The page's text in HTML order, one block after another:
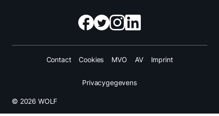
© 2026 WOLF
Contact Cookies MVO AV Imprint
Privacygegevens